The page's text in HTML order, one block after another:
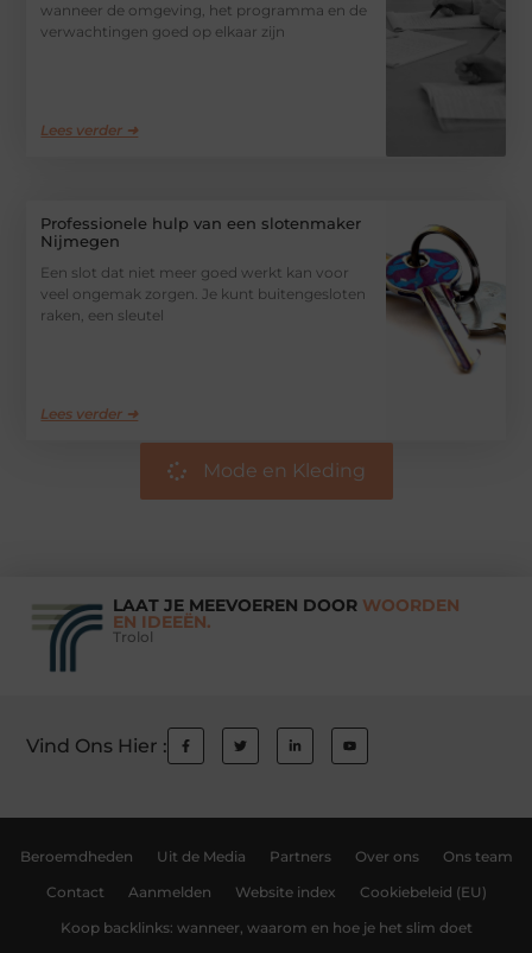
wanneer de omgeving, het programma en de
verwachtingen goed op elkaar zijn
Lees verder ➜
Professionele hulp van een slotenmaker
Nijmegen
Een slot dat niet meer goed werkt kan voor
veel ongemak zorgen. Je kunt buitengesloten
raken, een sleutel
Lees verder ➜
Mode en Kleding
LAAT JE MEEVOEREN DOOR WOORDEN
EN IDEEËN.
Trolol
Vind Ons Hier :
Beroemdheden Uit de Media Partners Over ons Ons team
Contact Aanmelden Website index Cookiebeleid (EU)
Koop backlinks: wanneer, waarom en hoe je het slim doet